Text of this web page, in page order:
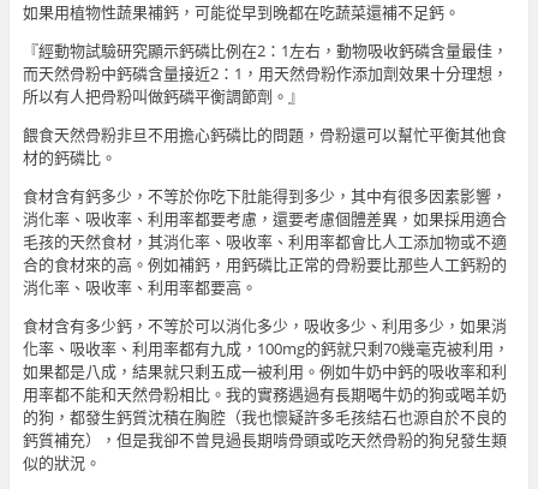
如果用植物性蔬果補鈣，可能從早到晚都在吃蔬菜還補不足鈣。
『經動物試驗研究顯示鈣磷比例在2：1左右，動物吸收鈣磷含量最佳，
而天然骨粉中鈣磷含量接近2：1，用天然骨粉作添加劑效果十分理想，
所以有人把骨粉叫做鈣磷平衡調節劑。』
餵食天然骨粉非旦不用擔心鈣磷比的問題，骨粉還可以幫忙平衡其他食
材的鈣磷比。
食材含有鈣多少，不等於你吃下肚能得到多少，其中有很多因素影響，
消化率、吸收率、利用率都要考慮，還要考慮個體差異，如果採用適合
毛孩的天然食材，其消化率、吸收率、利用率都會比人工添加物或不適
合的食材來的高。例如補鈣，用鈣磷比正常的骨粉要比那些人工鈣粉的
消化率、吸收率、利用率都要高。
食材含有多少鈣，不等於可以消化多少，吸收多少、利用多少，如果消
化率、吸收率、利用率都有九成，100mg的鈣就只剩70幾毫克被利用，
如果都是八成，結果就只剩五成一被利用。例如牛奶中鈣的吸收率和利
用率都不能和天然骨粉相比。我的實務遇過有長期喝牛奶的狗或喝羊奶
的狗，都發生鈣質沈積在胸腔（我也懷疑許多毛孩結石也源自於不良的
鈣質補充），但是我卻不曾見過長期啃骨頭或吃天然骨粉的狗兒發生類
似的狀況。